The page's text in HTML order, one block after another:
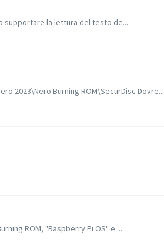
supportare la lettura del testo de...
2023\Nero Burning ROM\SecurDisc Dovre...
ROM, "Raspberry Pi OS" e ...